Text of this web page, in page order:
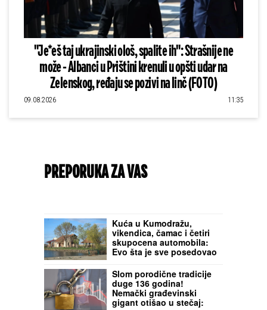
"Je*eš taj ukrajinski ološ, spalite ih": Strašnije ne
može - Albanci u Prištini krenuli u opšti udar na
Zelenskog, ređaju se pozivi na linč (FOTO)
09.08.2026 11:35
PREPORUKA ZA VAS